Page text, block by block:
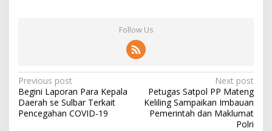
Follow Us
P
o
s
Previous post
Begini Laporan Para Kepala
Daerah se Sulbar Terkait
Pencegahan COVID-19
Next post
Petugas Satpol PP Mateng
Keliling Sampaikan Imbauan
Pemerintah dan Maklumat
Polri